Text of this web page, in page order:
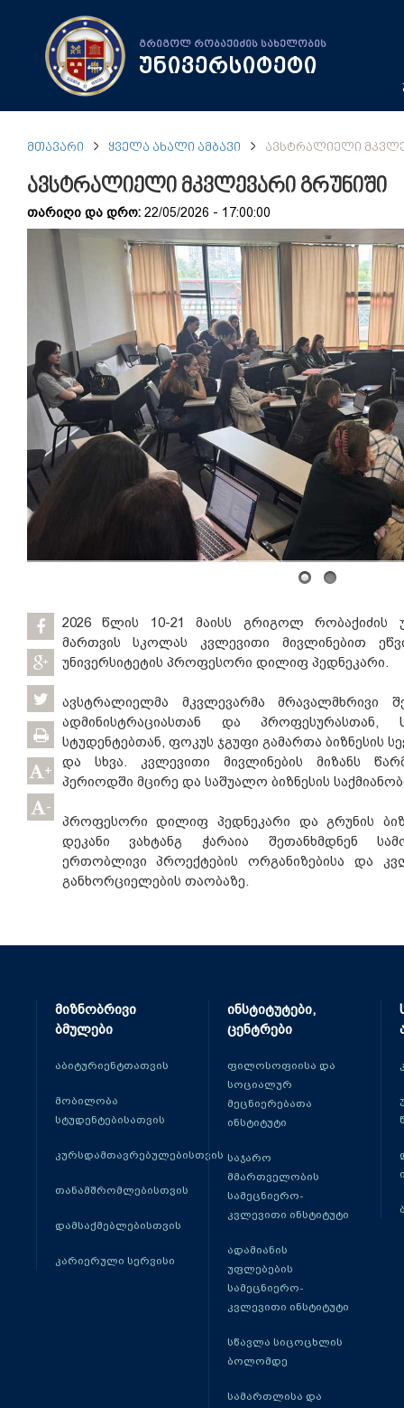
გრიგოლ რობაქიძის სახელობის
უნივერსიტეტი
ᲛᲗᲐᲕᲐᲠᲘ ᲧᲕᲔᲚᲐ ᲐᲮᲐᲚᲘ ᲐᲛᲑᲐᲕᲘ ᲐᲕᲡᲢᲠᲐᲚᲘᲔᲚᲘ
ავსტრალიელი მკვლევარი გრუნიში
თარიღი და დრო: 22/05/2026 - 17:00:00
+
-
2026 წლის 10-21 მაისს გრიგოლ რობაქიძის
მართვის სკოლას კვლევითი მივლინებით
უნივერსიტეტის პროფესორი დილიფ პედნეკარი.
ავსტრალიელმა მკვლევარმა მრავალმხრივი
ადმინისტრაციასთან და პროფესურასთან,
სტუდენტებთან, ფოკუს ჯგუფი გამართა ბიზნესის
და სხვა. კვლევითი მივლინების მიზანს
პერიოდში მცირე და საშუალო ბიზნესის
პროფესორი დილიფ პედნეკარი და გრუნის
დეკანი ვახტანგ ჭარაია შეთანხმდნენ
ერთობლივი პროექტების ორგანიზებისა და
განხორციელების თაობაზე.
მიზნობრივი
ბმულები
აბიტურიენტთათვის
მობილობა
სტუდენტებისათვის
კურსდამთავრებულებისთვის
თანამშრომლებისთვის
დამსაქმებლებისთვის
კარიერული სერვისი
ინსტიტუტები,
ცენტრები
ფილოსოფიისა და
სოციალურ
მეცნიერებათა
ინსტიტუტი
საჯარო
მმართველობის
სამეცნიერო-
კვლევითი ინსტიტუტი
ადამიანის
უფლებების
სამეცნიერო-
კვლევითი ინსტიტუტი
სწავლა სიცოცხლის
ბოლომდე
სამართლისა და